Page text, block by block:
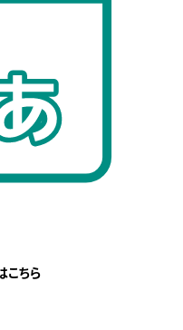
こちら